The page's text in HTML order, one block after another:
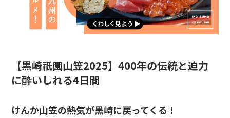
【黒崎祇園山笠2025】400年の伝統と迫力
に酔いしれる4日間
けんか山笠の熱気が黒崎に戻ってくる！